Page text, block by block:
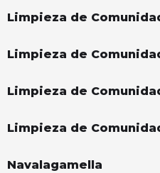
Limpieza de
Limpieza de
Limpieza de
Limpieza de
Navalagamella